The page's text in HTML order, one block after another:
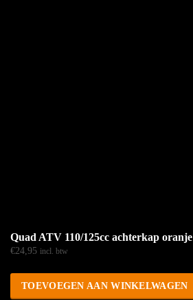
Quad ATV 110/125cc achterkap oranje
€24,95 incl. btw
TOEVOEGEN AAN WINKELWAGEN